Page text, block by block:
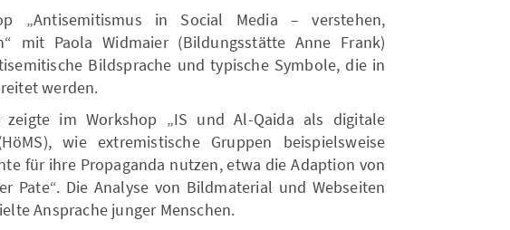
„Antisemitismus in Social Media – verstehen,
mit Paola Widmaier (Bildungsstätte Anne Frank)
Bildsprache und typische Symbole, die in
werden.
zeigte im Workshop „IS und Al-Qaida als digitale
wie extremistische Gruppen beispielsweise
für ihre Propaganda nutzen, etwa die Adaption von
Pate“. Die Analyse von Bildmaterial und Webseiten
Ansprache junger Menschen.